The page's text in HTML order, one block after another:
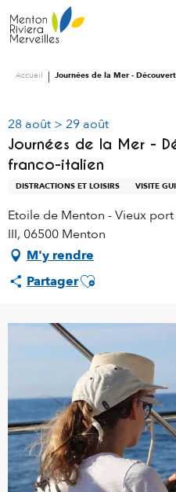
au
contenu
Accueil Journées de la Mer -
28 août > 29 août
Journées de la Mer -
franco-italien
DISTRACTIONS ET LOISIRS VISITE
Etoile de Menton - Vieux
III, 06500 Menton
M'y rendre
PartagerAjouter aux favoris